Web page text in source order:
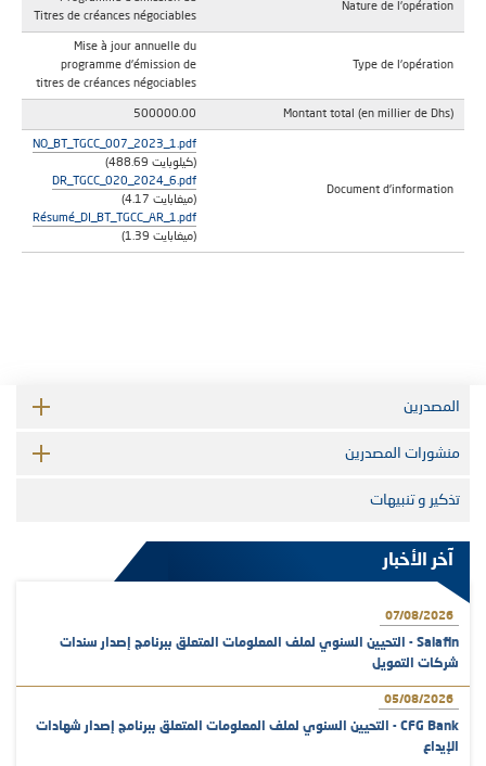
Nature de l'opération
Titres de créances négociables
Type de l'opération
Mise à jour annuelle du
programme d'émission de
titres de créances négociables
Montant total (en millier de Dhs)
500000.00
Document d'information
NO_BT_TGCC_007_2023_1.pdf
(488.69 كيلوبايت)
DR_TGCC_020_2024_6.pdf
(4.17 ميغابايت)
Résumé_DI_BT_TGCC_AR_1.pdf
(1.39 ميغابايت)
المصدرين
منشورات المصدرين
تذكير و تنبيهات
آخر الأخبار
07/08/2026
Salafin - التحيين السنوي لملف المعلومات المتعلق ببرنامج إصدار سندات
شركات التمويل
05/08/2026
CFG Bank - التحيين السنوي لملف المعلومات المتعلق ببرنامج إصدار شهادات
الإيداع